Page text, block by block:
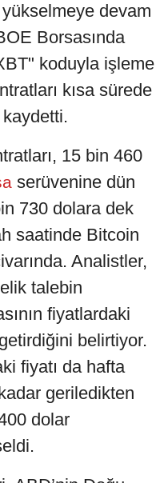
yükselmeye devam
Borsasında
koduyla işleme
kısa sürede
kaydetti.
15 bin 460
serüvenine dün
730 dolara dek
saatinde Bitcoin
Analistler,
talebin
fiyatlardaki
belirtiyor.
fiyatı da hafta
geriledikten
dolar